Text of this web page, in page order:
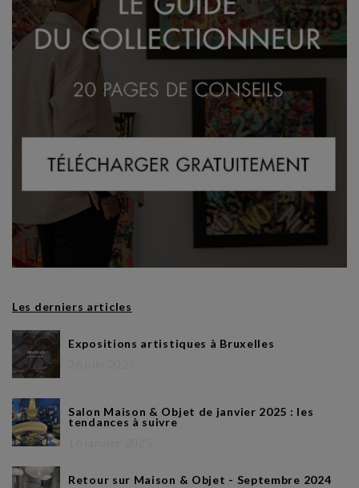
Les derniers articles
Expositions artistiques à Bruxelles
Salon Maison & Objet de janvier 2025 : les
tendances à suivre
Retour sur Maison & Objet - Septembre 2024